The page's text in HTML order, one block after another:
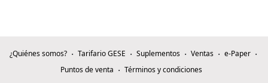
¿Quiénes somos? Tarifario GESE Suplementos Ventas
e-Paper
Puntos de venta
Términos y condiciones